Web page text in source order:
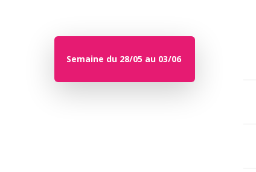
Semaine du 28/05 au 03/06